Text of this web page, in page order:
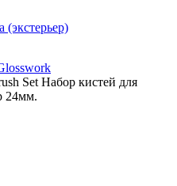
(экстерьер)
Set Набор кистей для
24мм.